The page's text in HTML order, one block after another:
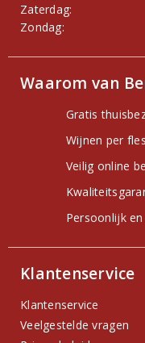
Zaterdag:
Zondag:
Waarom van
Gratis
Wijnen per
Veilig online
Persoonlijk
Klantenservice
Klantenservice
Veelgestelde vragen